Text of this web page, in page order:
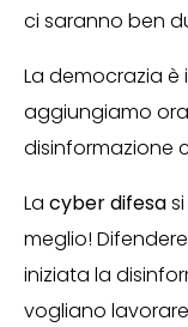
ci saranno ben
La democrazia è
aggiungiamo
disinformazione
La cyber difesa
meglio!
iniziata la
vogliano